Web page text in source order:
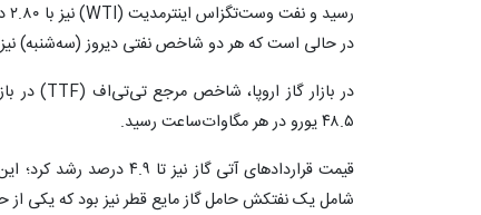
در حالی است که هر دو شاخص نفتی دیروز (سه‌شنبه) نیز حدود ۳ درصد افزایش
۴۸.۵ یورو در هر مگاوات‌ساعت رسید.
قیمت قراردادهای آتی گاز
شامل یک نفتکش حامل گاز مایع قطر نیز بود که یکی از